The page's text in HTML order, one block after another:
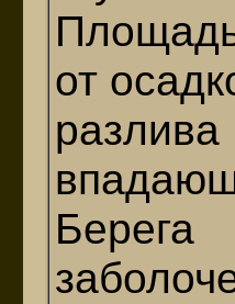
от
разлива
Берега